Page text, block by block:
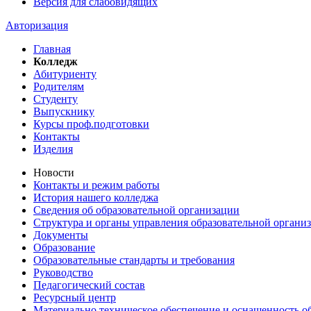
Авторизация
Главная
Колледж
Абитуриенту
Родителям
Студенту
Выпускнику
Курсы проф.подготовки
Контакты
Изделия
Новости
Контакты и режим работы
История нашего колледжа
Сведения об образовательной организации
Структура и органы управления образовательной
Документы
Образование
Образовательные стандарты и требования
Руководство
Педагогический состав
Ресурсный центр